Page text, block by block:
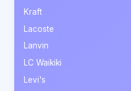
Kraft
Lacoste
Lanvin
LC Waikiki
Levi's